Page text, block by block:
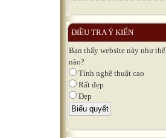
ĐIỀU TRA Ý KIẾN
Bạn thấy website này như thế
nào?
Tính nghệ thuật cao
Rất đẹp
Đẹp